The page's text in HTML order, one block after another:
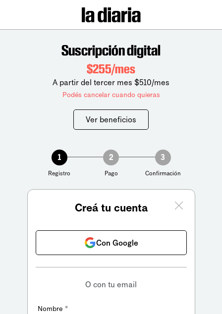
Suscripción digital
$255/mes
A partir del tercer mes $510/mes
Podés cancelar cuando quieras
Ver beneficios
1
Registro
2
Pago
3
Confirmación
Creá tu cuenta
Con Google
O con tu email
Nombre *